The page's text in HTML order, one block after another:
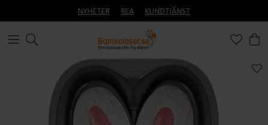
NYHETER REA KUNDTJÄNST